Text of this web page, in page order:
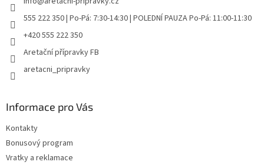
555 222 350 | Po-Pá: 7:30-14:30 | POLEDNÍ PAUZA Po-Pá: 11:00-11:30
+420 555 222 350
Aretační přípravky FB
aretacni_pripravky
Informace pro Vás
Kontakty
Bonusový program
Vratky a reklamace